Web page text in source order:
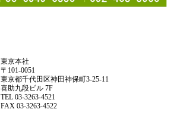
東京本社
〒101-0051
東京都千代田区神田神保町3-25-11
喜助九段ビル 7F
TEL 03-3263-4521
FAX 03-3263-4522